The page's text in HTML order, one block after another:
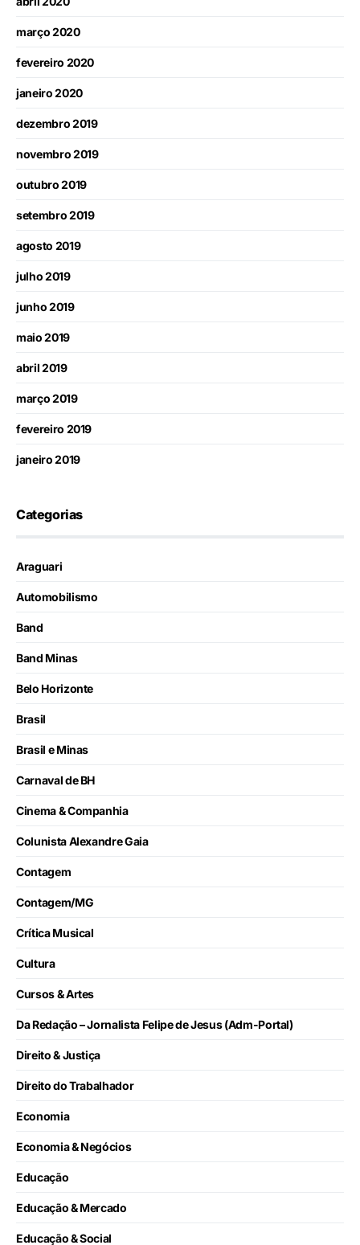
março 2020
fevereiro 2020
janeiro 2020
dezembro 2019
novembro 2019
outubro 2019
setembro 2019
agosto 2019
julho 2019
junho 2019
maio 2019
abril 2019
março 2019
fevereiro 2019
janeiro 2019
Categorias
Araguari
Automobilismo
Band
Band Minas
Belo Horizonte
Brasil
Brasil e Minas
Carnaval de BH
Cinema & Companhia
Colunista Alexandre Gaia
Contagem
Contagem/MG
Crítica Musical
Cultura
Cursos & Artes
Da Redação – Jornalista Felipe de Jesus (Adm-Portal)
Direito & Justiça
Direito do Trabalhador
Economia
Economia & Negócios
Educação
Educação & Mercado
Educação & Social